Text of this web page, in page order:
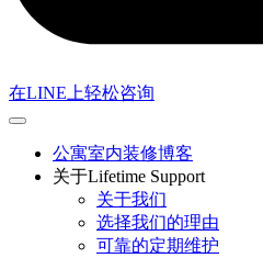
在LINE上轻松咨询
公寓室内装修博客
关于Lifetime Support
关于我们
选择我们的理由
可靠的定期维护